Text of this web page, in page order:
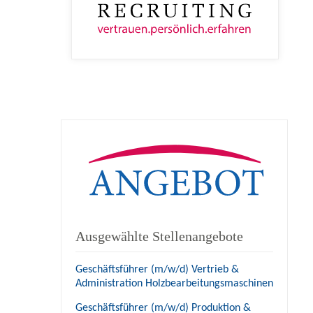
Ausgewählte Stellenangebote
Geschäftsführer (m/w/d) Vertrieb &
Administration Holzbearbeitungsmaschinen
Geschäftsführer (m/w/d) Produktion &